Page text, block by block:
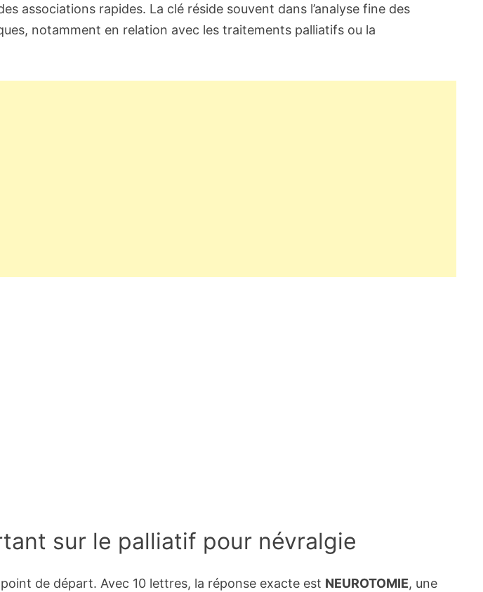
associations rapides. La clé réside souvent dans l’analyse fine des
notamment en relation avec les traitements palliatifs ou la
sur le palliatif pour névralgie
de départ. Avec 10 lettres, la réponse exacte est NEUROTOMIE, une